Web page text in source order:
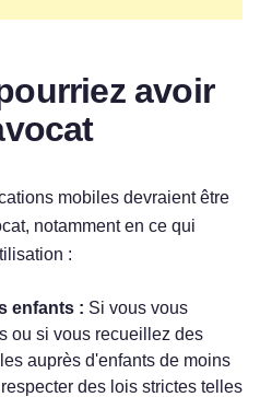
avoir
mobiles devraient être
notamment en ce qui
:
enfants : Si vous vous
ou si vous recueillez des
auprès d'enfants de moins
des lois strictes telles